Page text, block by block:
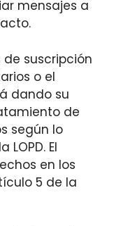
mensajes a
suscripción
o el
dando su
de
según lo
El
en los
5 de la